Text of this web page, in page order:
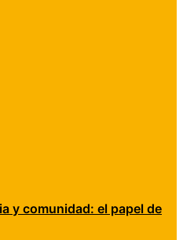
y comunidad: el papel de